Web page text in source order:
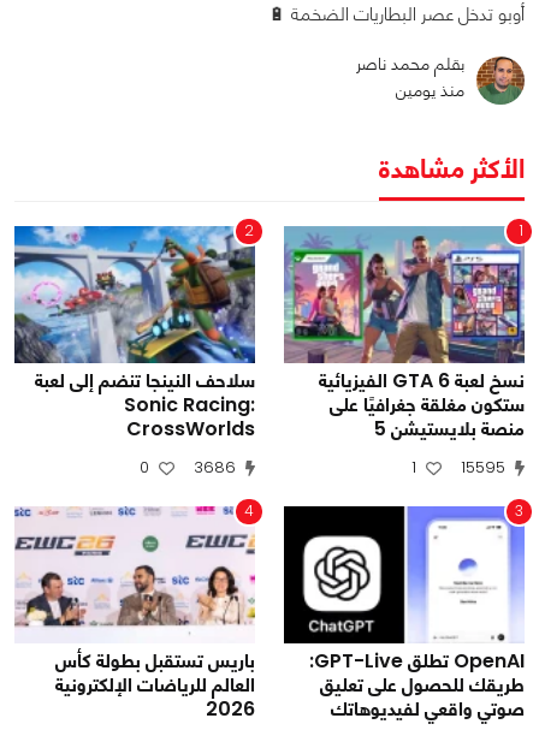
أوبو تدخل عصر البطاريات الضخمة 🔋
بقلم محمد ناصر
منذ يومين
الأكثر مشاهدة
1
نسخ لعبة GTA 6 الفيزيائية
ستكون مغلقة جغرافيًا على
منصة بلايستيشن 5
15595
1
2
سلاحف النينجا تنضم إلى لعبة
Sonic Racing:
CrossWorlds
3686
0
3
OpenAI تطلق GPT-Live:
طريقك للحصول على تعليق
صوتي واقعي لفيديوهاتك
4
باريس تستقبل بطولة كأس
العالم للرياضات الإلكترونية
2026